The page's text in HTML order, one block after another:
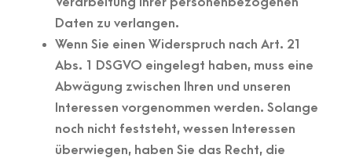
Daten zu verlangen.
Wenn Sie einen Widerspruch nach Art. 21
Abs. 1 DSGVO eingelegt haben, muss eine
Abwägung zwischen Ihren und unseren
Interessen vorgenommen werden. Solange
noch nicht feststeht, wessen Interessen
überwiegen, haben Sie das Recht, die